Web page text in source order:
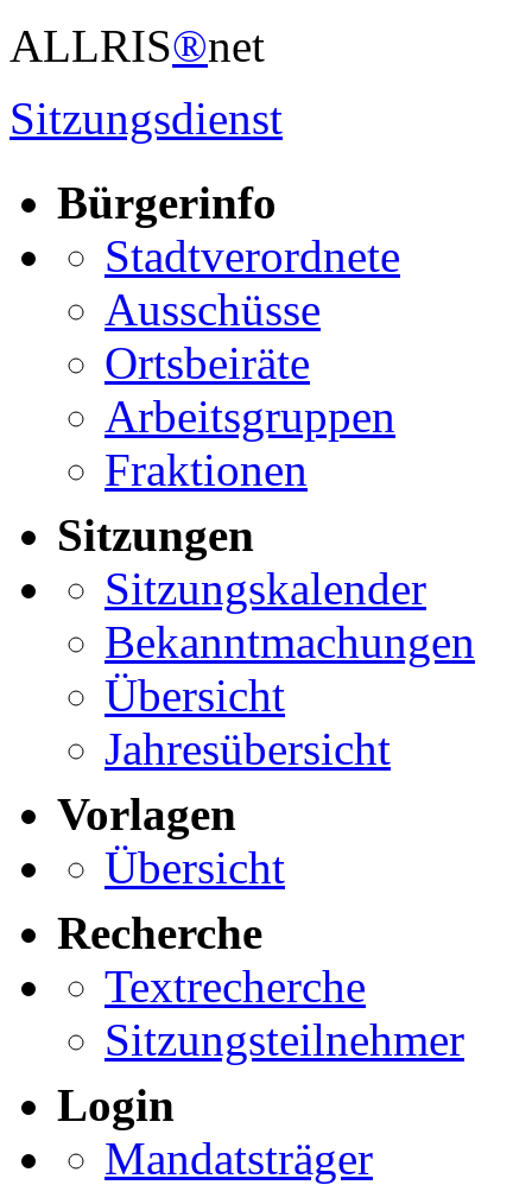
ALLRIS®net
Sitzungsdienst
Bürgerinfo
Stadtverordnete
Ausschüsse
Ortsbeiräte
Arbeitsgruppen
Fraktionen
Sitzungen
Sitzungskalender
Bekanntmachungen
Übersicht
Jahresübersicht
Vorlagen
Übersicht
Recherche
Textrecherche
Sitzungsteilnehmer
Login
Mandatsträger